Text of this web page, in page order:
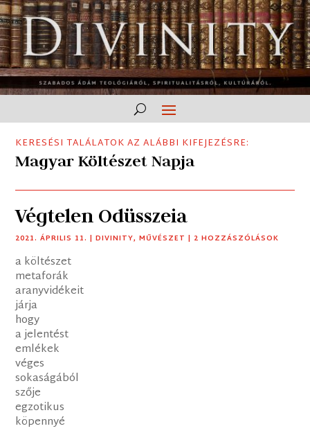
KERESÉSI TALÁLATOK AZ ALÁBBI KIFEJEZÉSRE:
Magyar Költészet Napja
Végtelen Odüsszeia
2021. ÁPRILIS 11. |DIVINITY,MŰVÉSZET | 2 HOZZÁSZÓLÁSOK
a költészet
metaforák
aranyvidékeit
járja
hogy
a jelentést
emlékek
véges
sokaságából
szője
egzotikus
köpennyé